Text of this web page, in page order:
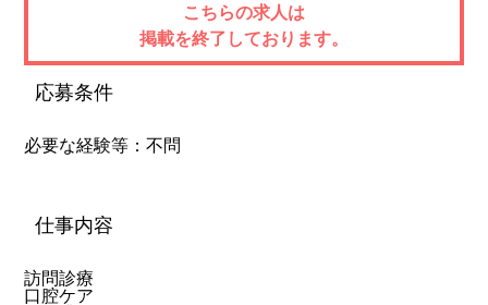
こちらの求人は
掲載を終了しております。
応募条件
必要な経験等：不問
仕事内容
訪問診療
口腔ケア